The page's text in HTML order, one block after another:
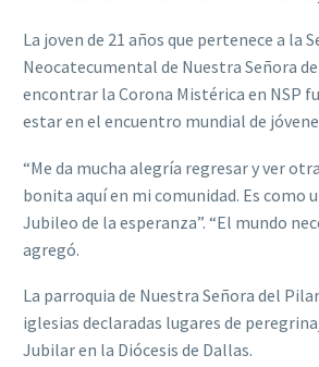
La joven de 21 años que pertenece a la
Neocatecumental de Nuestra Señora
encontrar la Corona Mistérica en NSP
estar en el encuentro mundial de
“Me da mucha alegría regresar y ver
bonita aquí en mi comunidad. Es como
Jubileo de la esperanza”. “El mundo
agregó.
La parroquia de Nuestra Señora del
iglesias declaradas lugares de
Jubilar en la Diócesis de Dallas.